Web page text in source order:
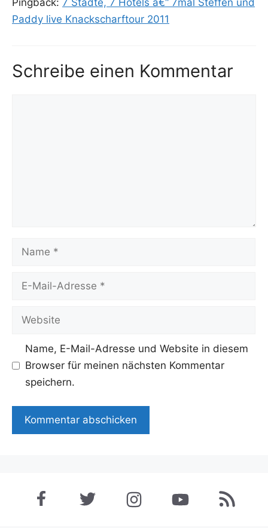
Paddy live Knackscharftour 2011
Schreibe einen Kommentar
Name
Adresse
Website
Name, E-Mail-Adresse und Website in diesem
Browser für meinen nächsten Kommentar
speichern.